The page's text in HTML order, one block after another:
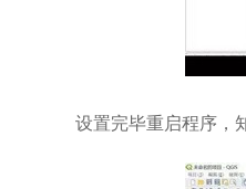
设置完毕重启程序，